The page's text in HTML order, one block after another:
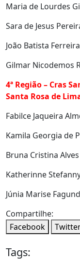
Maria de Lourdes
Sara de Jesus
João Batista
Gilmar Nicodemos
4ª Região – Cras
Santa Rosa de
Fabilce Jaqueira
Kamila Georgia de
Bruna Cristina Alves
Katherinne
Júnia Marise
Compartilhe:
Facebook
Tags: